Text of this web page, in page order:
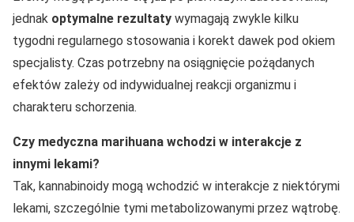
jednak optymalne rezultaty wymagają zwykle kilku
tygodni regularnego stosowania i korekt dawek pod okiem
specjalisty. Czas potrzebny na osiągnięcie pożądanych
efektów zależy od indywidualnej reakcji organizmu i
charakteru schorzenia.
Czy medyczna marihuana wchodzi w interakcje z
innymi lekami?
Tak, kannabinoidy mogą wchodzić w interakcje z niektórymi
lekami, szczególnie tymi metabolizowanymi przez wątrobę.